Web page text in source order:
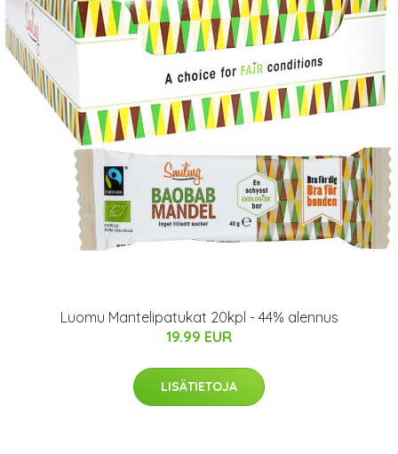
Luomu Mantelipatukat 20kpl - 44% alennus
19.99 EUR
LISÄTIETOJA